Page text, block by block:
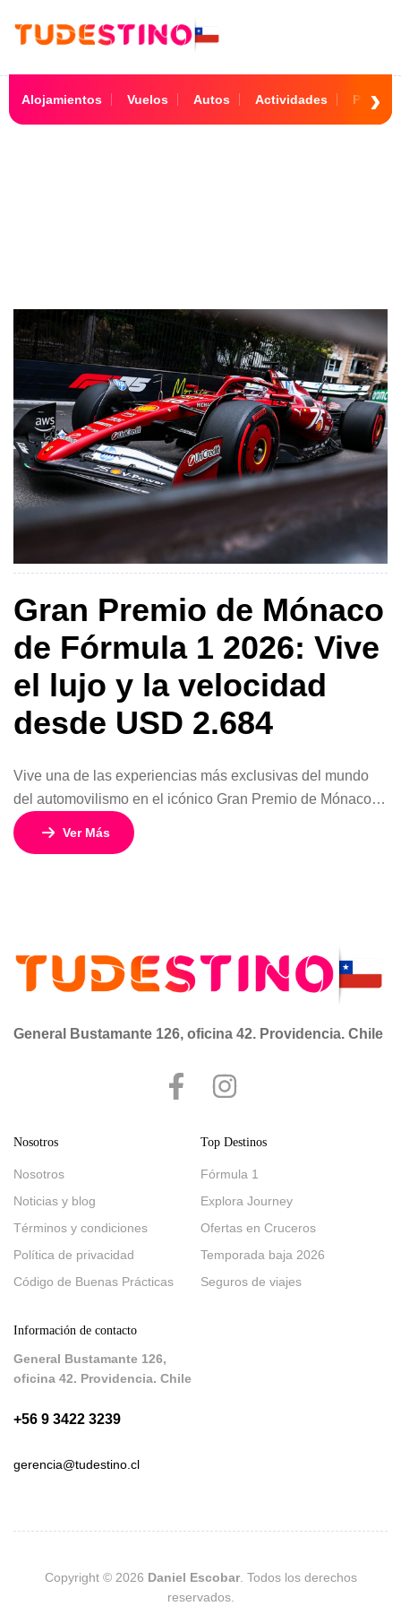
Alojamientos Vuelos Autos Actividades
Gran Premio de Mónaco
de Fórmula 1 2026: Vive
el lujo y la velocidad
desde USD 2.684
Vive una de las experiencias más exclusivas del mundo
del automovilismo en el icónico Gran Premio de Mónaco
de Fórmula 1. Disfruta de un programa de 5 días y 4
noches desde USD 2.684 por persona en base doble, que
Ver Más
General Bustamante 126, oficina 42. Providencia. Chile
Nosotros
Nosotros
Noticias y blog
Términos y condiciones
Política de privacidad
Código de Buenas Prácticas
Top Destinos
Fórmula 1
Explora Journey
Ofertas en Cruceros
Temporada baja 2026
Seguros de viajes
Información de contacto
General Bustamante 126,
oficina 42. Providencia. Chile
+56 9 3422 3239
gerencia@tudestino.cl
Copyright © 2026 Daniel Escobar. Todos los derechos
reservados.